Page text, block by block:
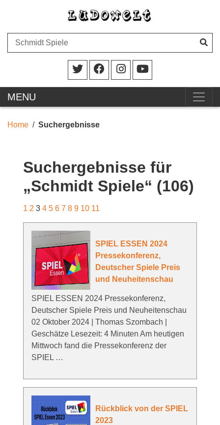
MENU
Home Suchergebnisse
Suchergebnisse für
„Schmidt Spiele“ (106)
1 2 3 4 5 6 7 8 9 10 11
SPIEL ESSEN 2024
Pressekonferenz,
Deutscher Spiele Preis
und Neuheitenschau
SPIEL ESSEN 2024 Pressekonferenz,
Deutscher Spiele Preis und Neuheitenschau
02 Oktober 2024 | Thomas Szombach |
Geschätze Lesezeit: 4 Minuten Am heutigen
Mittwoch fand die Pressekonferenz der
SPIEL …
Rückblick von der SPIEL
2023